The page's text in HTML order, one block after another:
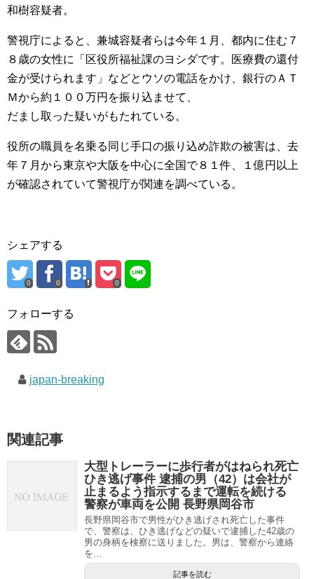
和樹容疑者。
警視庁によると、兼城容疑者らは今年１月、都内に住む７
８歳の女性に「区役所福祉課のヨシダです。医療費の還付
金が受けられます」などとウソの電話をかけ、銀行のＡＴ
Ｍから約１００万円を振り込ませて、
だまし取った疑いがもたれている。
役所の職員を名乗る同じ手口の振り込め詐欺の被害は、去
年７月から東京や大阪を中心に全国で８１件、１億円以上
が確認されていて警視庁が関連を調べている。
シェアする
0 0 0
フォローする
japan-breaking
関連記事
大型トレーラーに歩行者がはねられ死亡
ひき逃げ事件 逮捕の男（42）は会社が
止まるよう指示するまで運転を続ける
警察が車両を公開 長野県岡谷市
長野県岡谷市で男性がひき逃げされ死亡した事件
で、警察は、ひき逃げなどの疑いで逮捕した42歳の
男の身柄を検察に送りました。男は、警察から連絡
を...
記事を読む